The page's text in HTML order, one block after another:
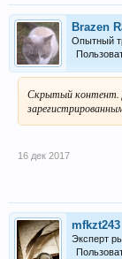
Brazen
Опытный
Скрытый контент.
16 дек 2017
mfkzt243
Эксперт